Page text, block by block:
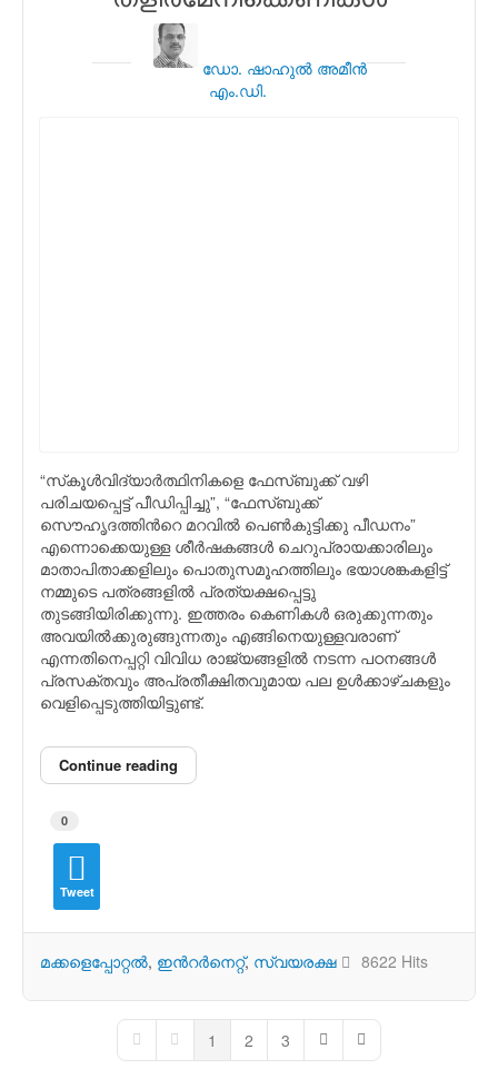
ഡോ. ഷാഹുല്‍ അമീന്‍
എം.ഡി.
“സ്‌കൂള്‍വിദ്യാര്‍ത്ഥിനികളെ ഫേസ്ബുക്ക് വഴി
പരിചയപ്പെട്ട് പീഡിപ്പിച്ചു”, “ഫേസ്ബുക്ക്
സൌഹൃദത്തിന്‍റെ മറവില്‍ പെണ്‍കുട്ടിക്കു പീഡനം”
എന്നൊക്കെയുള്ള ശീര്‍ഷകങ്ങള്‍ ചെറുപ്രായക്കാരിലും
മാതാപിതാക്കളിലും പൊതുസമൂഹത്തിലും ഭയാശങ്കകളിട്ട്
നമ്മുടെ പത്രങ്ങളില്‍ പ്രത്യക്ഷപ്പെട്ടു
തുടങ്ങിയിരിക്കുന്നു. ഇത്തരം കെണികള്‍ ഒരുക്കുന്നതും
അവയില്‍ക്കുരുങ്ങുന്നതും എങ്ങിനെയുള്ളവരാണ്
എന്നതിനെപ്പറ്റി വിവിധ രാജ്യങ്ങളില്‍ നടന്ന പഠനങ്ങള്‍
പ്രസക്തവും അപ്രതീക്ഷിതവുമായ പല ഉള്‍ക്കാഴ്ചകളും
വെളിപ്പെടുത്തിയിട്ടുണ്ട്.
Continue reading
0
Tweet
മക്കളെപ്പോറ്റല്‍ ഇന്‍റര്‍നെറ്റ് സ്വയരക്ഷ 8622 Hits
First PagePrevious Page
1 2 3 Next PageLast Page